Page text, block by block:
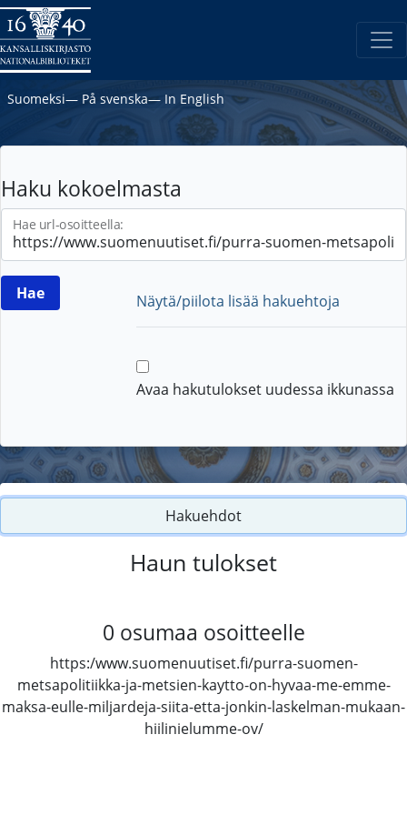
Suomeksi― På svenska― In English
Haku kokoelmasta
Hae url-osoitteella:
Näytä/piilota lisää hakuehtoja
Avaa hakutulokset uudessa ikkunassa
Hakuehdot
Haun tulokset
0 osumaa osoitteelle
https:/www.suomenuutiset.fi/purra-suomen-
metsapolitiikka-ja-metsien-kaytto-on-hyvaa-me-emme-
maksa-eulle-miljardeja-siita-etta-jonkin-laskelman-mukaan-
hiilinielumme-ov/